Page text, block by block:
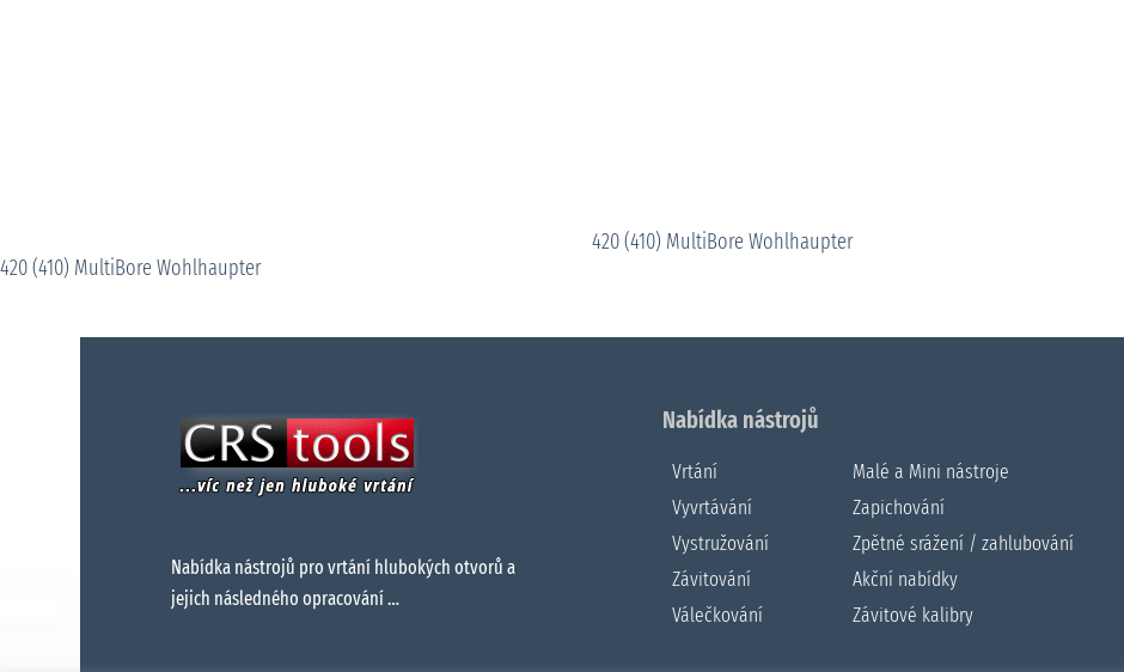
420 (410) MultiBore Wohlhaupter
420 (410) MultiBore Wohlhaupter
Nabídka nástrojů pro vrtání hlubokých otvorů a
jejich následného opracování …
Nabídka nástrojů
Vrtání
Vyvrtávání
Vystružování
Závitování
Válečkování
Malé a Mini nástroje
Zapichování
Zpětné srážení / zahlubování
Akční nabídky
Závitové kalibry